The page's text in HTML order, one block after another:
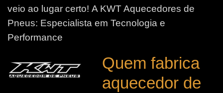
veio ao lugar certo! A KWT Aquecedores de
Pneus: Especialista em Tecnologia e
Performance
Quem fabrica
aquecedor de